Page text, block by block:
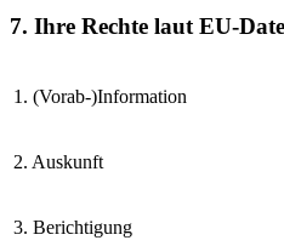
7. Ihre Rechte laut EU-
1. (Vorab-)Information
2. Auskunft
3. Berichtigung